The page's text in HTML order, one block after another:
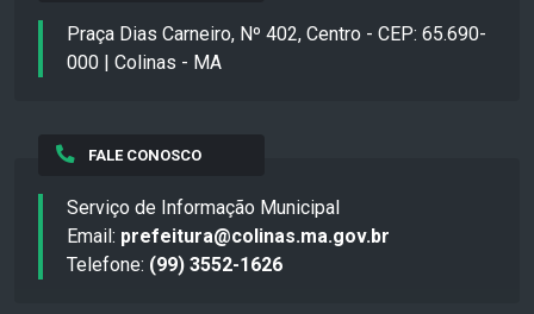
Praça Dias Carneiro, Nº 402, Centro - CEP: 65.690-
000 | Colinas - MA
FALE CONOSCO
Serviço de Informação Municipal
Email: prefeitura@colinas.ma.gov.br
Telefone: (99) 3552-1626